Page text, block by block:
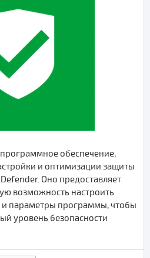
обеспечение,
и оптимизации защиты
Оно предоставляет
возможность настроить
параметры программы, чтобы
уровень безопасности